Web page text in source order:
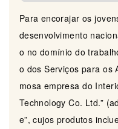
Para encorajar os
desenvolvimento
o no domínio do
o dos Serviços para os
mosa empresa do
Technology Co. Ltd.”
e”, cujos produtos